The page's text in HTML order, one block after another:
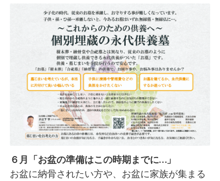
６月「お盆の準備はこの時期までに…」
お盆に納骨されたい方や、お盆に家族が集まる